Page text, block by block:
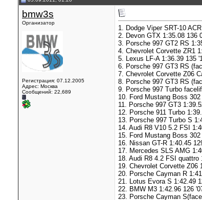
bmw3s
Организатор
Регистрация: 07.12.2005
Адрес: Москва
Сообщений: 22,689
1. Dodge Viper SRT-10
2. Devon GTX 1:35.08 136
3. Porsche 997 GT2 RS
4. Chevrolet Corvette ZR1
5. Lexus LF-A 1:36.39 135
6. Porsche 997 GT3 RS
7. Chevrolet Corvette Z06
8. Porsche 997 GT3 RS
9. Porsche 997 Turbo
10. Ford Mustang Boss
11. Porsche 997 GT3
12. Porsche 911 Turbo
13. Porsche 997 Turbo S
14. Audi R8 V10 5.2 FSI
15. Ford Mustang Boss
16. Nissan GT-R 1:40.45
17. Mercedes SLS AMG
18. Audi R8 4.2 FSI quattro
19. Chevrolet Corvette Z06
20. Porsche Cayman R
21. Lotus Evora S 1:42.49
22. BMW M3 1:42.96 126
23. Porsche Cayman